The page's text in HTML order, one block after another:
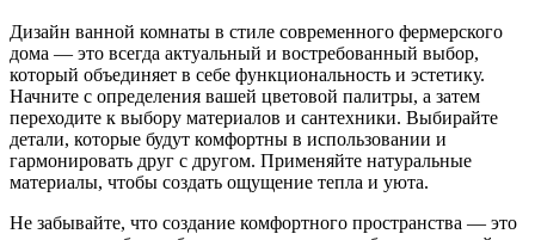
Дизайн ванной комнаты в стиле современного фермерского
дома — это всегда актуальный и востребованный выбор,
который объединяет в себе функциональность и эстетику.
Начните с определения вашей цветовой палитры, а затем
переходите к выбору материалов и сантехники. Выбирайте
детали, которые будут комфортны в использовании и
гармонировать друг с другом. Применяйте натуральные
материалы, чтобы создать ощущение тепла и уюта.
Не забывайте, что создание комфортного пространства — это